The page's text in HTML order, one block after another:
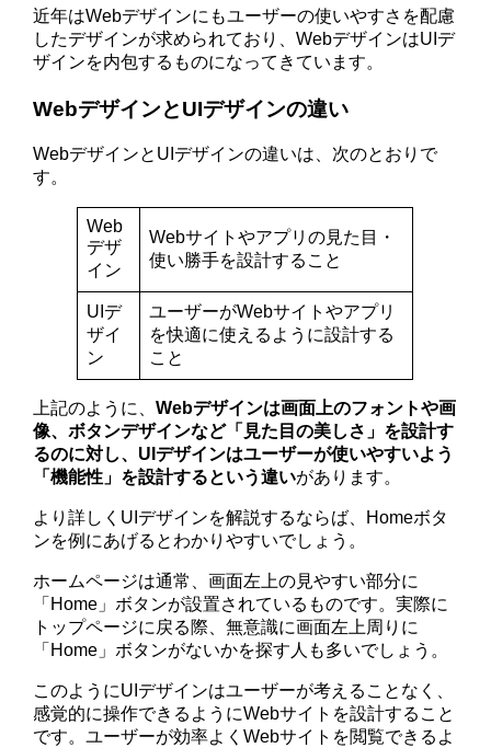
近年はWebデザインにもユーザーの使いやすさを配慮
したデザインが求められており、WebデザインはUIデ
ザインを内包するものになってきています。
WebデザインとUIデザインの違い
WebデザインとUIデザインの違いは、次のとおりで
す。
Web
デザ
イン
Webサイトやアプリの見た目・
使い勝手を設計すること
UIデ
ザイ
ン
ユーザーがWebサイトやアプリ
を快適に使えるように設計する
こと
上記のように、Webデザインは画面上のフォントや画
像、ボタンデザインなど「見た目の美しさ」を設計す
るのに対し、UIデザインはユーザーが使いやすいよう
「機能性」を設計するという違いがあります。
より詳しくUIデザインを解説するならば、Homeボタ
ンを例にあげるとわかりやすいでしょう。
ホームページは通常、画面左上の見やすい部分に
「Home」ボタンが設置されているものです。実際に
トップページに戻る際、無意識に画面左上周りに
「Home」ボタンがないかを探す人も多いでしょう。
このようにUIデザインはユーザーが考えることなく、
感覚的に操作できるようにWebサイトを設計すること
です。ユーザーが効率よくWebサイトを閲覧できるよ